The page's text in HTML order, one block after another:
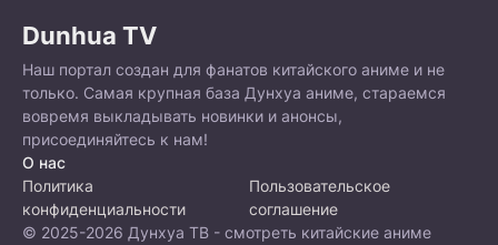
Dunhua TV
Наш портал создан для фанатов китайского аниме и не
только. Самая крупная база Дунхуа аниме, стараемся
вовремя выкладывать новинки и анонсы,
присоединяйтесь к нам!
О нас
Политика
конфиденциальности
Пользовательское
соглашение
© 2025-2026 Дунхуа ТВ - смотреть китайские аниме